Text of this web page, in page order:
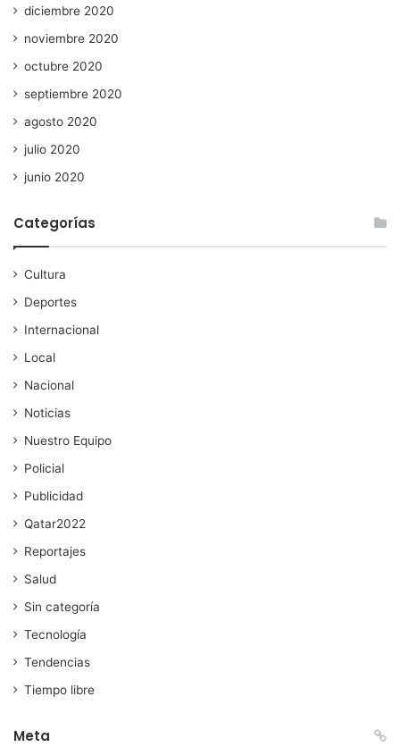
diciembre 2020
noviembre 2020
octubre 2020
septiembre 2020
agosto 2020
julio 2020
junio 2020
Categorías
Cultura
Deportes
Internacional
Local
Nacional
Noticias
Nuestro Equipo
Policial
Publicidad
Qatar2022
Reportajes
Salud
Sin categoría
Tecnología
Tendencias
Tiempo libre
Meta